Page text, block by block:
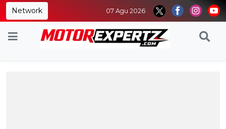
Network 07 Agu 2026